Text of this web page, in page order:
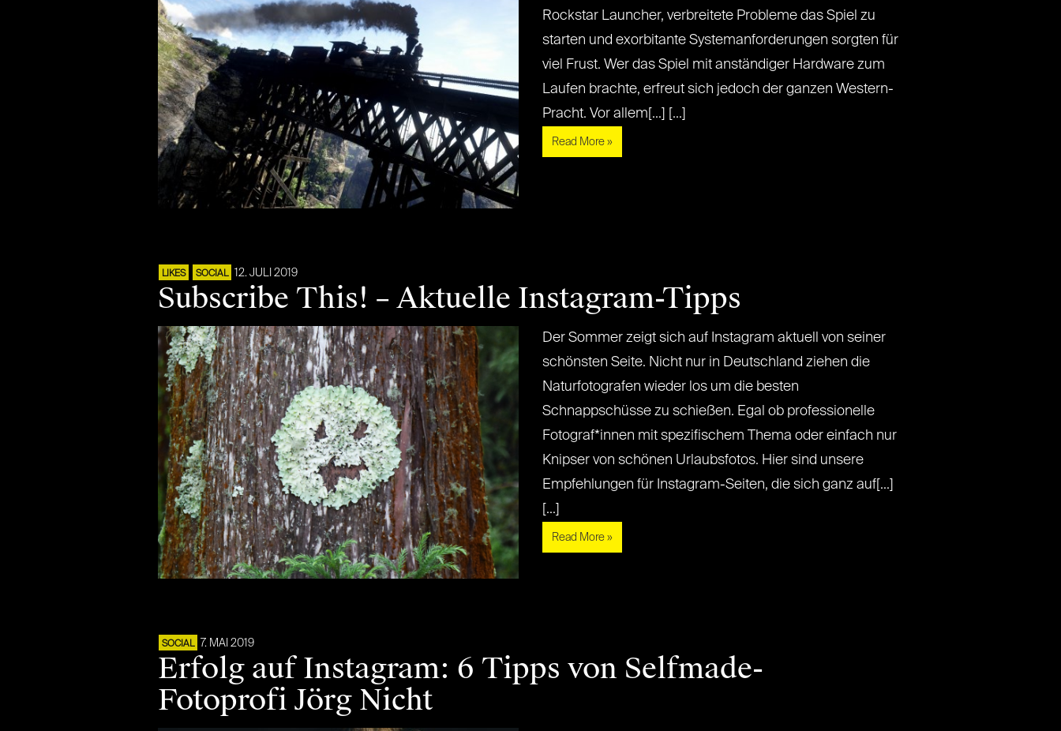
Rockstar Launcher, verbreitete Probleme das Spiel zu
starten und exorbitante Systemanforderungen sorgten für
viel Frust. Wer das Spiel mit anständiger Hardware zum
Laufen brachte, erfreut sich jedoch der ganzen Western-
Pracht. Vor allem[...] [...]
Read More »
LIKES SOCIAL 12. JULI 2019
Subscribe This! – Aktuelle Instagram-Tipps
Der Sommer zeigt sich auf Instagram aktuell von seiner
schönsten Seite. Nicht nur in Deutschland ziehen die
Naturfotografen wieder los um die besten
Schnappschüsse zu schießen. Egal ob professionelle
Fotograf*innen mit spezifischem Thema oder einfach nur
Knipser von schönen Urlaubsfotos. Hier sind unsere
Empfehlungen für Instagram-Seiten, die sich ganz auf[...]
[...]
Read More »
SOCIAL 7. MAI 2019
Erfolg auf Instagram: 6 Tipps von Selfmade-
Fotoprofi Jörg Nicht